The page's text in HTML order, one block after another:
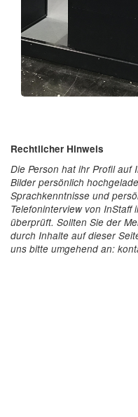
Rechtlicher Hinweis
Die Person hat ihr Profil auf
Bilder persönlich
Sprachkenntnisse und
Telefoninterview von InStaff
überprüft. Sollten Sie der
durch Inhalte auf dieser
uns bitte umgehend an: